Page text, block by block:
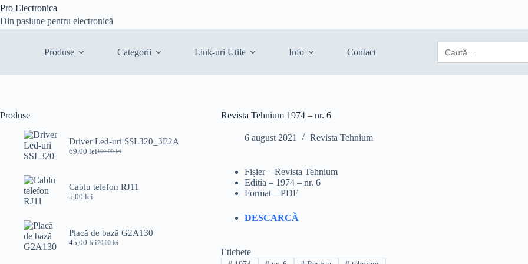
Sari
conținut
Pro Electronica
Din pasiune pentru electronică
Produse Categorii Link-uri Utile Info Contact
Search
for:
Revista Tehnium 1974 – nr. 6
6 august 2021 Revista Tehnium
Fișier – Revista Tehnium
Ediția – 1974 – nr. 6
Format – PDF
DESCARCĂ
Etichete
Produse
Driver Led-uri SSL320_3E2A
100,00lei
Prețul
fost:
100,00 lei.
69,00leiPrețul
69,00 lei.
Cablu telefon RJ11
5,00lei
Placă de bază G2A130
70,00lei
Prețul
45,00leiPrețul